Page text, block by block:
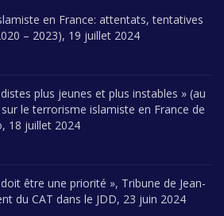
en France: attentats, tentatives
– 2023), 19 juillet 2024
plus jeunes et plus instables » (au
sur le terrorisme islamiste en France de
18 juillet 2024
être une priorité », Tribune de Jean-
du CAT dans le JDD, 23 juin 2024